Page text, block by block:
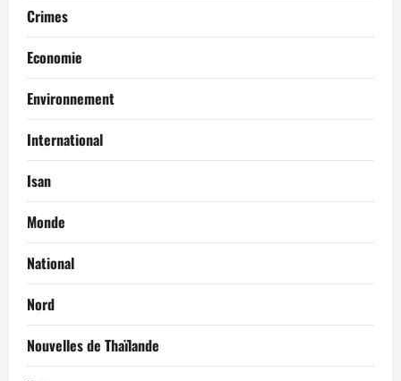
Crimes
Economie
Environnement
International
Isan
Monde
National
Nord
Nouvelles de Thaïlande